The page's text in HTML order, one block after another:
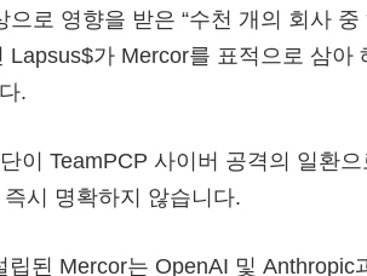
으로 영향을 받은 “수천 개의 회사
Lapsus$가 Mercor를 표적으로 삼
.
이 TeamPCP 사이버 공격의 일환
시 명확하지 않습니다.
립된 Mercor는 OpenAI 및